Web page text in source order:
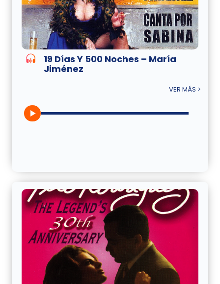
19 Días Y 500 Noches – María
Jiménez
VER MÁS >